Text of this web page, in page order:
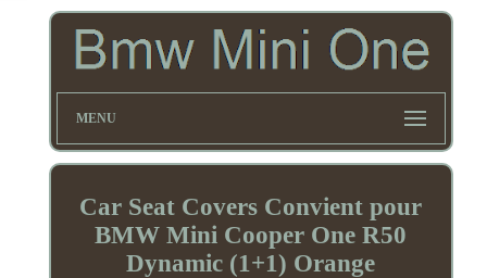
MENU
Car Seat Covers Convient pour
BMW Mini Cooper One R50
Dynamic (1+1) Orange